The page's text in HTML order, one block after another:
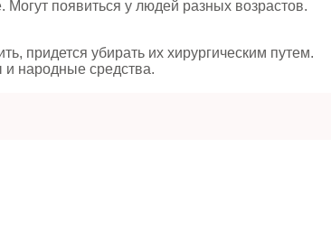
появиться у людей разных возрастов.
придется убирать их хирургическим путем.
народные средства.